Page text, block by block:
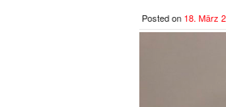
Posted on 18. März